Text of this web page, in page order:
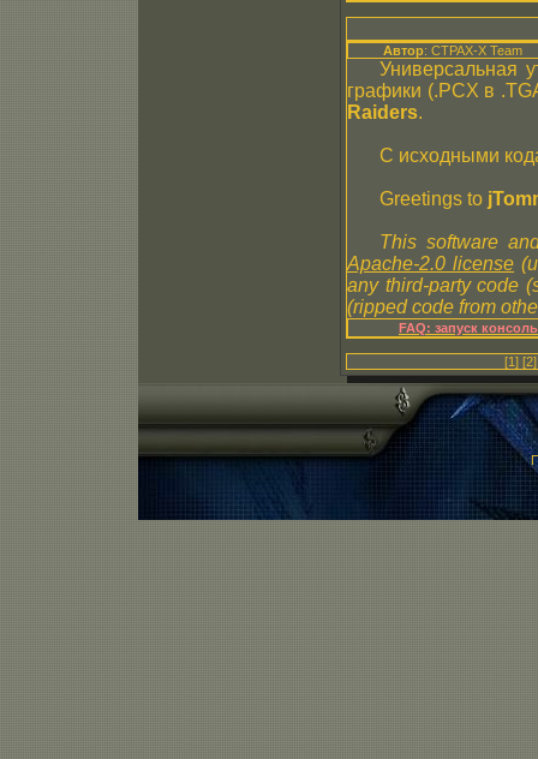
Автор: CTPAX-X Team
Универсальная
графики (.PCX в
Raiders.
С исходными
Greetings to
This software
Apache-2.0 license
any third-party code
(ripped code from
FAQ: запуск
[1] [2]